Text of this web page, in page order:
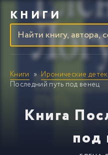
КНИГИ
Книги Иронические
Последний путь под венец
Книга
под